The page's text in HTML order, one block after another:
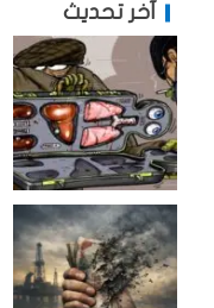
آخر تحديث